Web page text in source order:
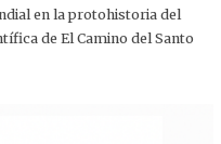
en la protohistoria del
de El Camino del Santo